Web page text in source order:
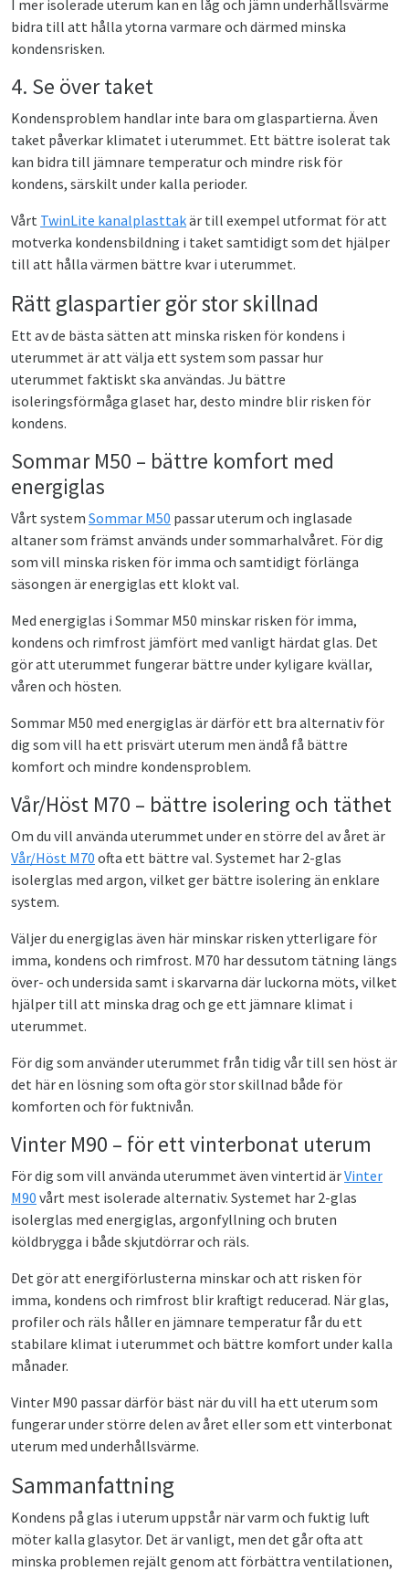
I mer isolerade uterum kan en låg och jämn underhållsvärme
bidra till att hålla ytorna varmare och därmed minska
kondensrisken.
4. Se över taket
Kondensproblem handlar inte bara om glaspartierna. Även
taket påverkar klimatet i uterummet. Ett bättre isolerat tak
kan bidra till jämnare temperatur och mindre risk för
kondens, särskilt under kalla perioder.
Vårt TwinLite kanalplasttakär till exempel utformat för att
motverka kondensbildning i taket samtidigt som det hjälper
till att hålla värmen bättre kvar i uterummet.
Rätt glaspartier gör stor skillnad
Ett av de bästa sätten att minska risken för kondens i
uterummet är att välja ett system som passar hur
uterummet faktiskt ska användas. Ju bättre
isoleringsförmåga glaset har, desto mindre blir risken för
kondens.
Sommar M50 – bättre komfort med
energiglas
Vårt system Sommar M50 passar uterum och inglasade
altaner som främst används under sommarhalvåret. För dig
som vill minska risken för imma och samtidigt förlänga
säsongen är energiglas ett klokt val.
Med energiglas i Sommar M50 minskar risken för imma,
kondens och rimfrost jämfört med vanligt härdat glas. Det
gör att uterummet fungerar bättre under kyligare kvällar,
våren och hösten.
Sommar M50 med energiglas är därför ett bra alternativ för
dig som vill ha ett prisvärt uterum men ändå få bättre
komfort och mindre kondensproblem.
Vår/Höst M70 – bättre isolering och täthet
Om du vill använda uterummet under en större del av året är
Vår/Höst M70 ofta ett bättre val. Systemet har 2-glas
isolerglas med argon, vilket ger bättre isolering än enklare
system.
Väljer du energiglas även här minskar risken ytterligare för
imma, kondens och rimfrost. M70 har dessutom tätning längs
över- och undersida samt i skarvarna där luckorna möts, vilket
hjälper till att minska drag och ge ett jämnare klimat i
uterummet.
För dig som använder uterummet från tidig vår till sen höst är
det här en lösning som ofta gör stor skillnad både för
komforten och för fuktnivån.
Vinter M90 – för ett vinterbonat uterum
För dig som vill använda uterummet även vintertid ärVinter
M90 vårt mest isolerade alternativ. Systemet har 2-glas
isolerglas med energiglas, argonfyllning och bruten
köldbrygga i både skjutdörrar och räls.
Det gör att energiförlusterna minskar och att risken för
imma, kondens och rimfrost blir kraftigt reducerad. När glas,
profiler och räls håller en jämnare temperatur får du ett
stabilare klimat i uterummet och bättre komfort under kalla
månader.
Vinter M90 passar därför bäst när du vill ha ett uterum som
fungerar under större delen av året eller som ett vinterbonat
uterum med underhållsvärme.
Sammanfattning
Kondens på glas i uterum uppstår när varm och fuktig luft
möter kalla glasytor. Det är vanligt, men det går ofta att
minska problemen rejält genom att förbättra ventilationen,